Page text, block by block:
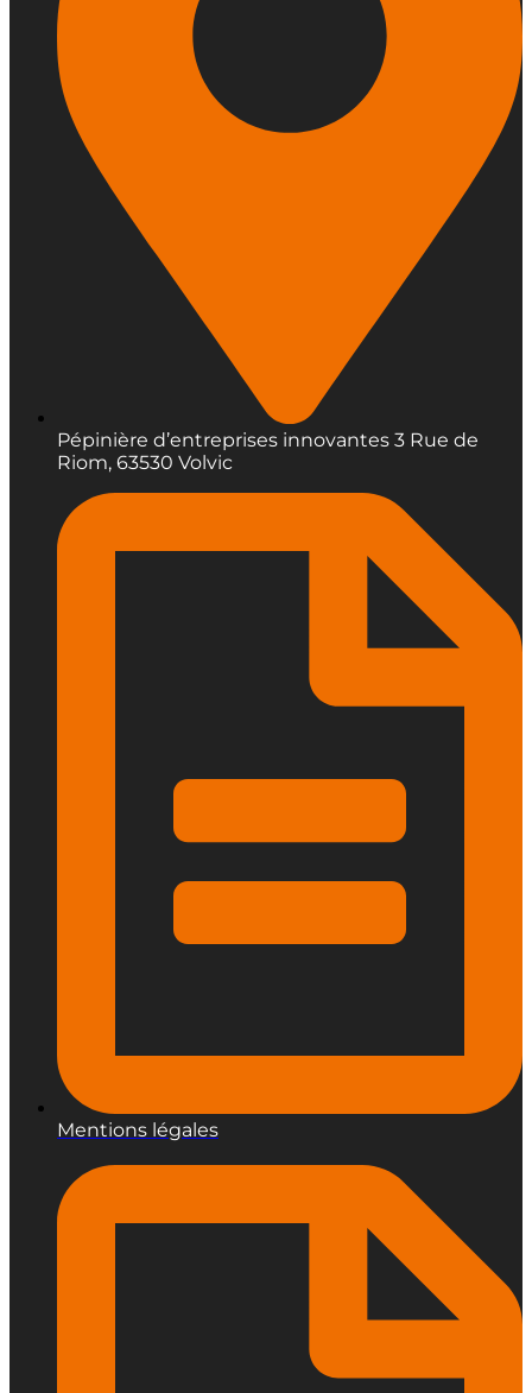
Pépinière d’entreprises innovantes 3 Rue de
Riom, 63530 Volvic
Mentions légales